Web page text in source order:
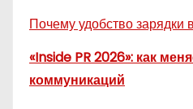
Почему удобство зарядки
«Inside PR 2026»: как
коммуникаций